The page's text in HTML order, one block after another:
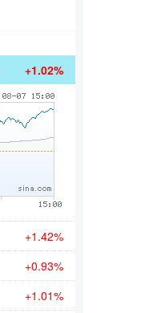
+1.02%
+1.42%
+0.93%
+1.01%